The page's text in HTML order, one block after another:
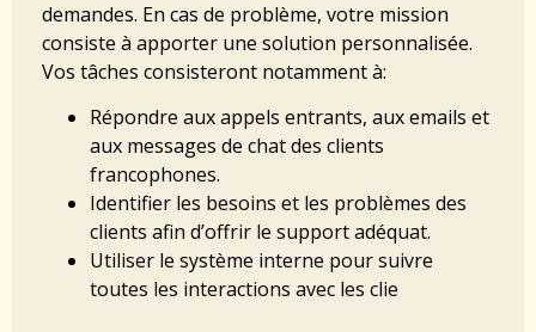
demandes. En cas de problème, votre mission
consiste à apporter une solution personnalisée.
Vos tâches consisteront notamment à:
Répondre aux appels entrants, aux emails et
aux messages de chat des clients
francophones.
Identifier les besoins et les problèmes des
clients afin d’offrir le support adéquat.
Utiliser le système interne pour suivre
toutes les interactions avec les clie